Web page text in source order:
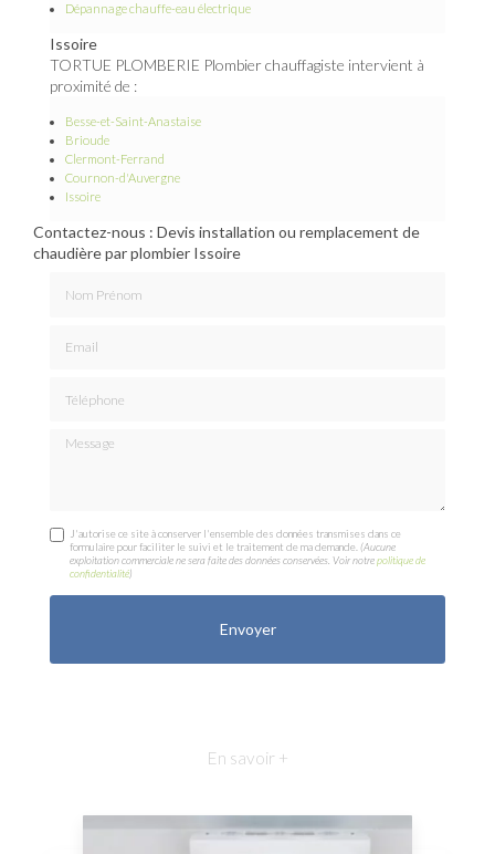
Dépannage chauffe-eau électrique
Issoire
TORTUE PLOMBERIE Plombier chauffagiste intervient à
proximité de :
Besse-et-Saint-Anastaise
Brioude
Clermont-Ferrand
Cournon-d'Auvergne
Issoire
Contactez-nous : Devis installation ou remplacement de
chaudière par plombier Issoire
Message
J'autorise ce site à conserver l'ensemble des données transmises dans ce
formulaire pour faciliter le suivi et le traitement de ma demande.(Aucune
exploitation commerciale ne sera faite des données conservées. Voir notrepolitique de
confidentialité)
En savoir +